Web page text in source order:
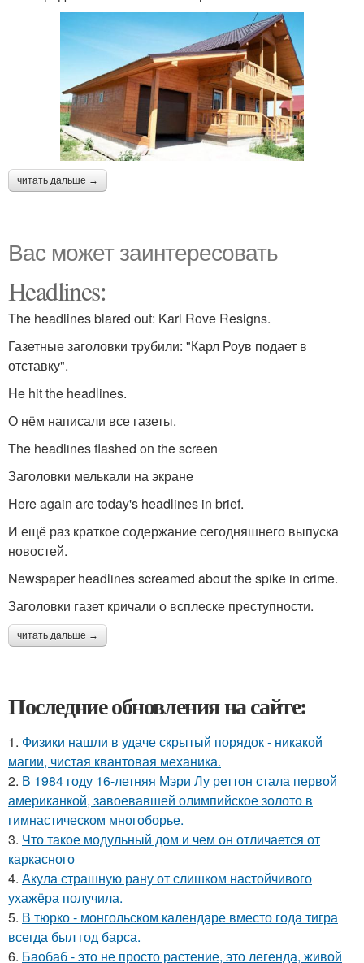
читать дальше →
Вас может заинтересовать
Headlines:
The headlines blared out: Karl Rove Resigns.
Газетные заголовки трубили: "Карл Роув подает в
отставку".
He hit the headlines.
О нём написали все газеты.
The headlines flashed on the screen
Заголовки мелькали на экране
Here again are today's headlines in brief.
И ещё раз краткое содержание сегодняшнего выпуска
новостей.
Newspaper headlines screamed about the spike in crime.
Заголовки газет кричали о всплеске преступности.
читать дальше →
Последние обновления на сайте:
1. Физики нашли в удаче скрытый порядок - никакой
магии, чистая квантовая механика.
2. В 1984 году 16-летняя Мэри Лу реттон стала первой
американкой, завоевавшей олимпийское золото в
гимнастическом многоборье.
3. Что такое модульный дом и чем он отличается от
каркасного
4. Акула страшную рану от слишком настойчивого
ухажёра получила.
5. В тюрко - монгольском календаре вместо года тигра
всегда был год барса.
6. Баобаб - это не просто растение, это легенда, живой